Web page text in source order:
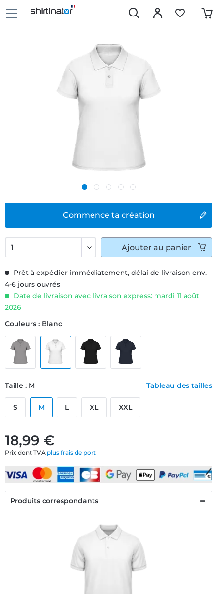
Commence ta création
18,99 €
Prix dont TVA plus frais de port
Prêt à expédier immédiatement, délai de livraison env.
4-6 jours ouvrés
Date de livraison avec livraison express: mardi 11 août
2026
Couleurs : Blanc
Taille : M Tableau des tailles
S M L XL XXL
Ajouter au panier
Produits correspondants